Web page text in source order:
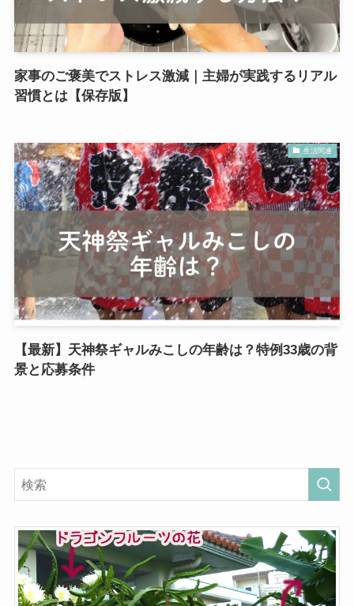
家事のご褒美でストレス激減｜主婦が実践するリアル
習慣とは【保存版】
生活関連
【最新】天神祭ギャルみこしの年齢は？特例33歳の背
景と応募条件